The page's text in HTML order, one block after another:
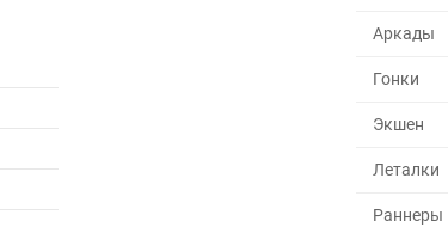
Аркады
Гонки
Экшен
Леталки
Раннеры